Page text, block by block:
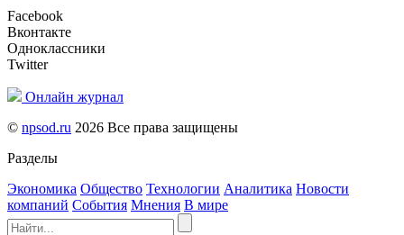
Facebook
Вконтакте
Одноклассники
Twitter
Онлайн журнал
© npsod.ru 2026 Все права защищены
Разделы
Экономика Общество Технологии Аналитика Новости
компаний События Мнения В мире